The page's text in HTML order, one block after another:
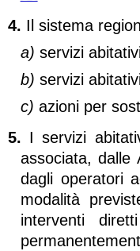
4. Il sistema
a) servizi
b) servizi
c) azioni per
5. I servizi
associata, dalle
dagli operatori
modalità
interventi